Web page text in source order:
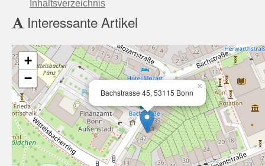
Inhaltsverzeichnis
Interessante Artikel
Bachstrasse 45, 53115 Bonn
×
+
−